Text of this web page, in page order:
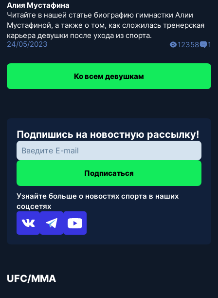
Алия Мустафина
Читайте в нашей статье биографию гимнастки Алии
Мустафиной, а также о том, как сложилась тренерская
карьера девушки после ухода из спорта.
24/05/2023
12358 1
Ко всем девушкам
Подпишись на новостную рассылку!
Подписаться
Узнайте больше о новостях спорта в наших
соцсетях
UFC/MMA